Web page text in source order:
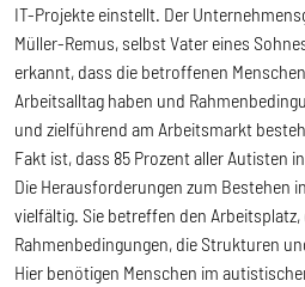
IT-Projekte einstellt. Der
Müller-Remus, selbst Vater eines
erkannt, dass die betroffenen
Arbeitsalltag haben und
und zielführend am Arbeitsmarkt
Fakt ist, dass 85 Prozent aller Autisten
Die Herausforderungen zum Bestehen
vielfältig. Sie betreffen den Arbeitsplatz,
Rahmenbedingungen, die Strukturen
Hier benötigen Menschen im